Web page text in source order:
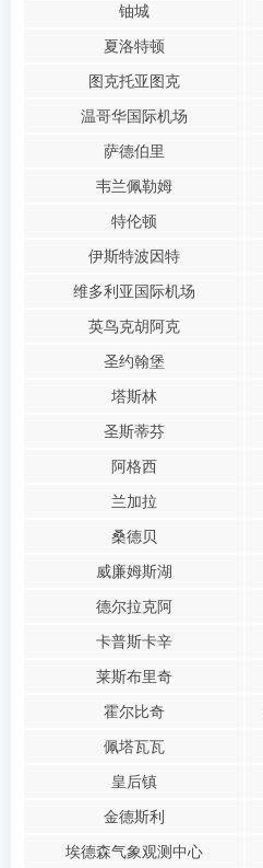
铀城
夏洛特顿
图克托亚图克
温哥华国际机场
萨德伯里
韦兰佩勒姆
特伦顿
伊斯特波因特
维多利亚国际机场
英鸟克胡阿克
圣约翰堡
塔斯林
圣斯蒂芬
阿格西
兰加拉
桑德贝
威廉姆斯湖
德尔拉克阿
卡普斯卡辛
莱斯布里奇
霍尔比奇
佩塔瓦瓦
皇后镇
金德斯利
埃德森气象观测中心